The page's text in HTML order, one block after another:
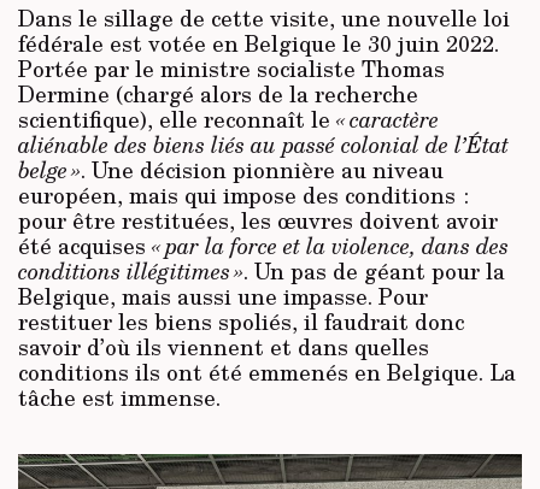
Dans le sillage de cette visite, une nouvelle loi
fédérale est votée en Belgique le 30 juin 2022.
Portée par le ministre socialiste Thomas
Dermine (chargé alors de la recherche
scientifique), elle reconnaît le « caractère
aliénable des biens liés au passé colonial de l’État
belge ». Une décision pionnière au niveau
européen, mais qui impose des conditions :
pour être restituées, les œuvres doivent avoir
été acquises « par la force et la violence, dans des
conditions illégitimes ». Un pas de géant pour la
Belgique, mais aussi une impasse. Pour
restituer les biens spoliés, il faudrait donc
savoir d’où ils viennent et dans quelles
conditions ils ont été emmenés en Belgique. La
tâche est immense.